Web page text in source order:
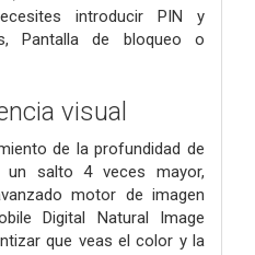
introducir PIN y
Pantalla de bloqueo o
visual
de la profundidad de
salto 4 veces mayor,
motor de imagen
Digital Natural Image
que veas el color y la